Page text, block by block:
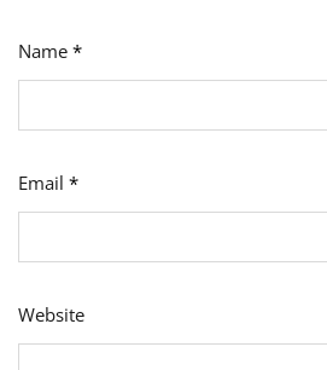
Name *
Email *
Website